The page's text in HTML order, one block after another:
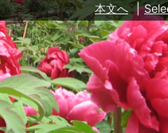
本文へ |